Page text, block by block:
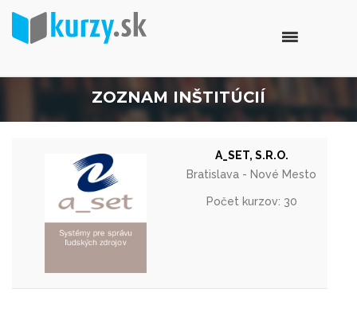
ZOZNAM INŠTITÚCIÍ
A_SET, S.R.O.
Bratislava - Nové Mesto
Počet kurzov: 30